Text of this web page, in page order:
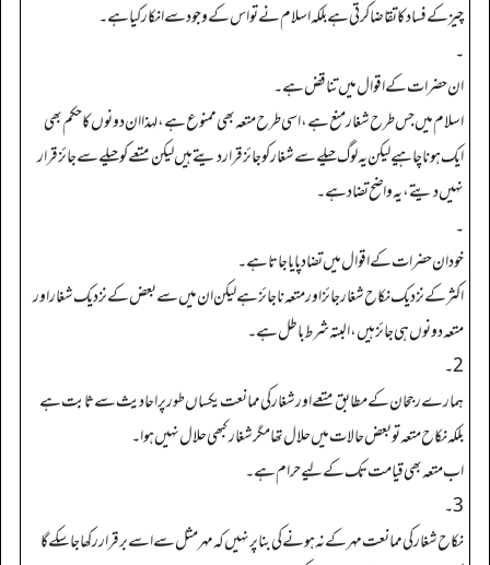
چیز کے فساد کا تقاضا کرتی ہے بلکہ اسلام نے تو اس کے وجود سے انکار کیا ہے۔
۔
ان حضرات کے اقوال میں تناقض ہے۔
اسلام میں جس طرح شغار منع ہے، اسی طرح متعہ بھی ممنوع ہے، لہذا ان دونوں کا حکم بھی
ایک ہونا چاہیے لیکن یہ لوگ حیلے سے شغار کو جائز قراردیتے ہیں لیکن متعے کو حیلے سے جائز قرار
نہیں دیتے، یہ واضح تضاد ہے۔
۔
خود ان حضرات کے اقوال میں تضاد پایا جاتا ہے۔
اکثر کے نزدیک نکاح شغار جائز اور متعہ ناجائز ہے لیکن ان میں سے بعض کے نزدیک شغار اور
متعہ دونوں ہی جائز ہیں، البتہ شرط باطل ہے۔
2۔
ہمارے رجحان کے مطابق متعے اور شغار کی ممانعت یکساں طور پر احادیث سے ثابت ہے
بلکہ نکاح متعہ تو بعض حالات میں حلال تھا مگر شغار کبھی حلال نہیں ہوا۔
اب متعہ بھی قیامت تک کے لیے حرام ہے۔
3۔
نکاح شغار کی ممانعت مہر کے نہ ہونے کی بنا پر نہیں کہ مہر مثل سے اسے برقرار رکھا جاسکے گا